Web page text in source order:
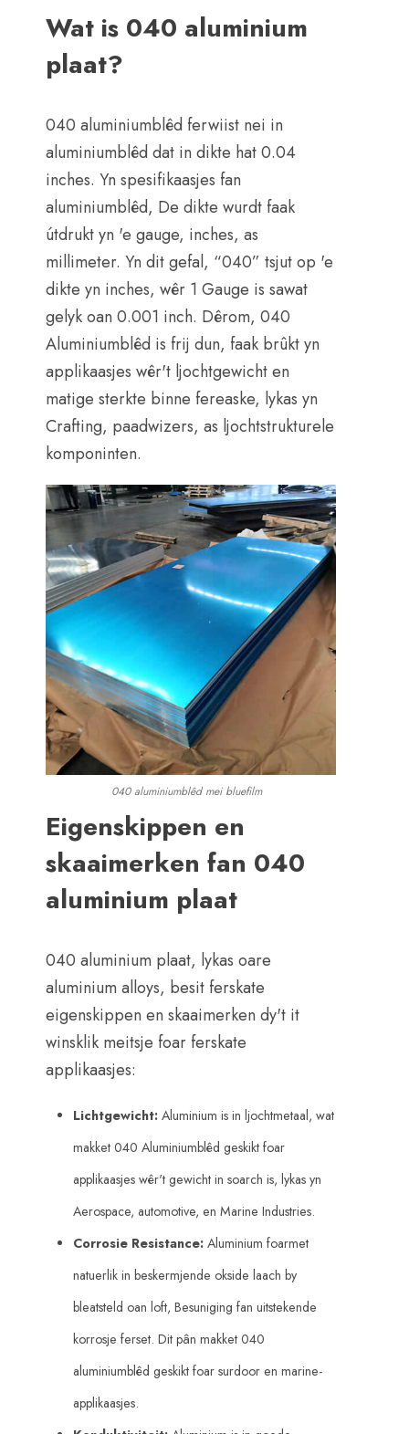
Wat is 040 aluminium
plaat?
040 aluminiumblêd ferwiist nei in
aluminiumblêd dat in dikte hat 0.04
inches. Yn spesifikaasjes fan
aluminiumblêd, De dikte wurdt faak
útdrukt yn 'e gauge, inches, as
millimeter. Yn dit gefal, “040” tsjut op 'e
dikte yn inches, wêr 1 Gauge is sawat
gelyk oan 0.001 inch. Dêrom, 040
Aluminiumblêd is frij dun, faak brûkt yn
applikaasjes wêr't ljochtgewicht en
matige sterkte binne fereaske, lykas yn
Crafting, paadwizers, as ljochtstrukturele
komponinten.
040 aluminiumblêd mei bluefilm
Eigenskippen en
skaaimerken fan 040
aluminium plaat
040 aluminium plaat, lykas oare
aluminium alloys, besit ferskate
eigenskippen en skaaimerken dy't it
winsklik meitsje foar ferskate
applikaasjes:
Lichtgewicht:Aluminium is in ljochtmetaal, wat
makket 040 Aluminiumblêd geskikt foar
applikaasjes wêr't gewicht in soarch is, lykas yn
Aerospace, automotive, en Marine Industries.
Corrosie Resistance:Aluminium foarmet
natuerlik in beskermjende okside laach by
bleatsteld oan loft, Besuniging fan uitstekende
korrosje ferset. Dit pân makket 040
aluminiumblêd geskikt foar surdoor en marine-
applikaasjes.